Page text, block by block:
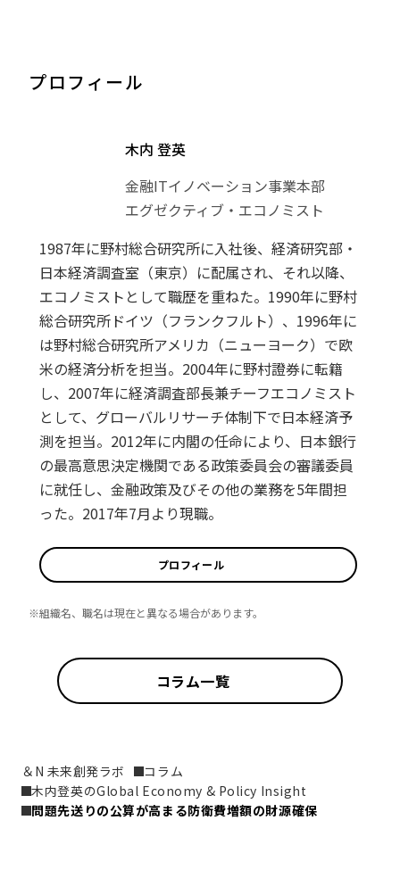
プロフィール
木内 登英
金融ITイノベーション事業本部
エグゼクティブ・エコノミスト
1987年に野村総合研究所に入社後、経済研究部・
日本経済調査室（東京）に配属され、それ以降、
エコノミストとして職歴を重ねた。1990年に野村
総合研究所ドイツ（フランクフルト）、1996年に
は野村総合研究所アメリカ（ニューヨーク）で欧
米の経済分析を担当。2004年に野村證券に転籍
し、2007年に経済調査部長兼チーフエコノミスト
として、グローバルリサーチ体制下で日本経済予
測を担当。2012年に内閣の任命により、日本銀行
の最高意思決定機関である政策委員会の審議委員
に就任し、金融政策及びその他の業務を5年間担
った。2017年7月より現職。
プロフィール
※組織名、職名は現在と異なる場合があります。
コラム一覧
＆N 未来創発ラボ
コラム
木内登英のGlobal Economy & Policy Insight
問題先送りの公算が高まる防衛費増額の財源確保